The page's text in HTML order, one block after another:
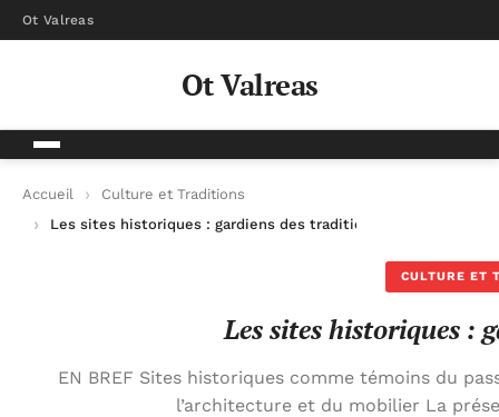
Ot Valreas
Ot Valreas
Accueil
Culture et Traditions
Les sites historiques : gardiens des traditions
CULTURE ET
Les sites historiques :
EN BREF Sites historiques comme témoins du
l’architecture et du mobilier La